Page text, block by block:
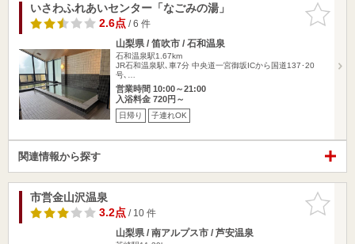
お気に入
りに追加
いさわふれあいセンター「なごみの湯」
2.6点/ 6 件
山梨県 / 笛吹市 / 石和温泉
石和温泉駅1.67km
JR石和温泉駅､車7分 中央道一宮御坂ICから国道137･20
号､…
営業時間 10:00～21:00
入浴料金 720円～
日帰り 子連れOK
関連情報から探す
お気に入
りに追加
市営金山沢温泉
3.2点/ 10 件
山梨県 / 南アルプス市 / 芦安温泉